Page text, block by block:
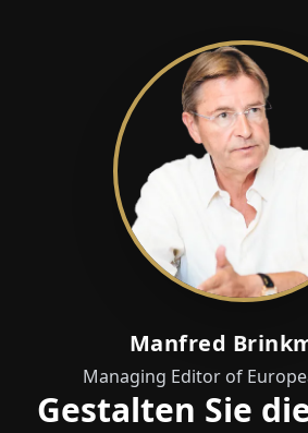
Manfred
Managing Editor of
Gestalten Sie